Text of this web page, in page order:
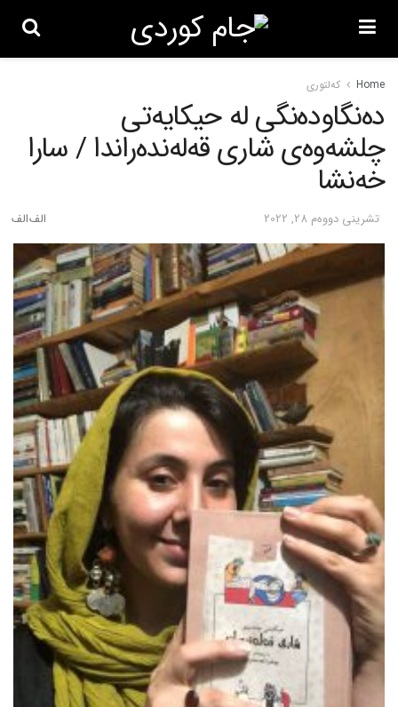
Home کەلتوری
ده‌نگاوده‌نگی له‌ حیکایه‌تی
چلشه‌وه‌ی شاری قه‌له‌نده‌راندا / سارا
خه‌نشا
تشرینی دووه‌م 28, 2022